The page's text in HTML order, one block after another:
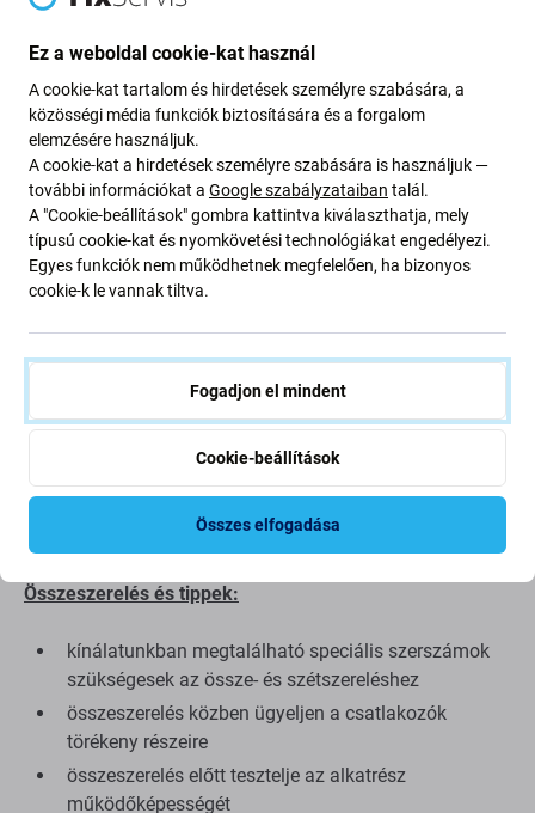
LCD kijelző
Érintőüveg
Középső keret
Alkatrészek minősége
Minőség: Utángyártott– Az Aftermarket néven
és anyagok szerint készül, mint az eredeti. Az
utángyártott minőségi kijelzők TFT technológiával
rendelkeznek. Ez az eredeti másolata, az Aftermarketként
szállított kijelzővel (ritka esetekben) minimális eltérések
vannak a funkcionalitásban, a minőségben vagy a
megjelenésben. Ha többet szeretne megtudni a
minőségről, olvassa el blogunkat, ahol részletesebben a
minőségre összpontosítunk.
Összeszerelés és tippek:
kínálatunkban megtalálható speciális szerszámok
szükségesek az össze- és szétszereléshez
összeszerelés közben ügyeljen a csatlakozók
törékeny részeire
összeszerelés előtt tesztelje az alkatrész
működőképességét
Ez a weboldal cookie-kat használ
A cookie-kat tartalom és hirdetések személyre szabására, a
közösségi média funkciók biztosítására és a forgalom
elemzésére használjuk.
A cookie-kat a hirdetések személyre szabására is használjuk —
további információkat a Google szabályzataiban talál.
A "Cookie-beállítások" gombra kattintva kiválaszthatja, mely
típusú cookie-kat és nyomkövetési technológiákat engedélyezi.
Egyes funkciók nem működhetnek megfelelően, ha bizonyos
cookie-k le vannak tiltva.
Fogadjon el mindent
Cookie-beállítások
Összes elfogadása